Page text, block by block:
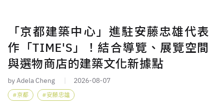
「京都建築中心」進駐安藤忠雄代表
作「TIME'S」！結合導覽、展覽空間
與選物商店的建築文化新據點
by Adela Cheng 2026-08-07
京都 安藤忠雄